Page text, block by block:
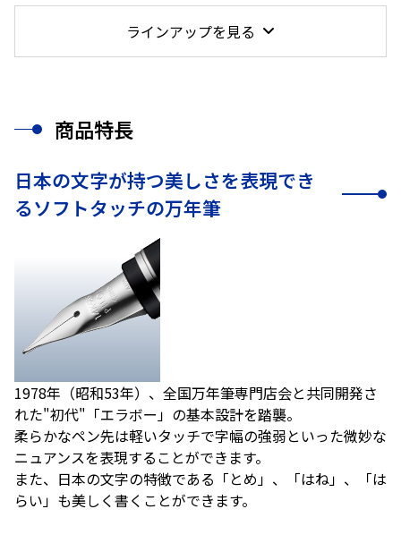
ラインアップを見る
商品特長
日本の文字が持つ美しさを表現でき
るソフトタッチの万年筆
1978年（昭和53年）、全国万年筆専門店会と共同開発さ
れた"初代"「エラボー」の基本設計を踏襲。
柔らかなペン先は軽いタッチで字幅の強弱といった微妙な
ニュアンスを表現することができます。
また、日本の文字の特徴である「とめ」、「はね」、「は
らい」も美しく書くことができます。